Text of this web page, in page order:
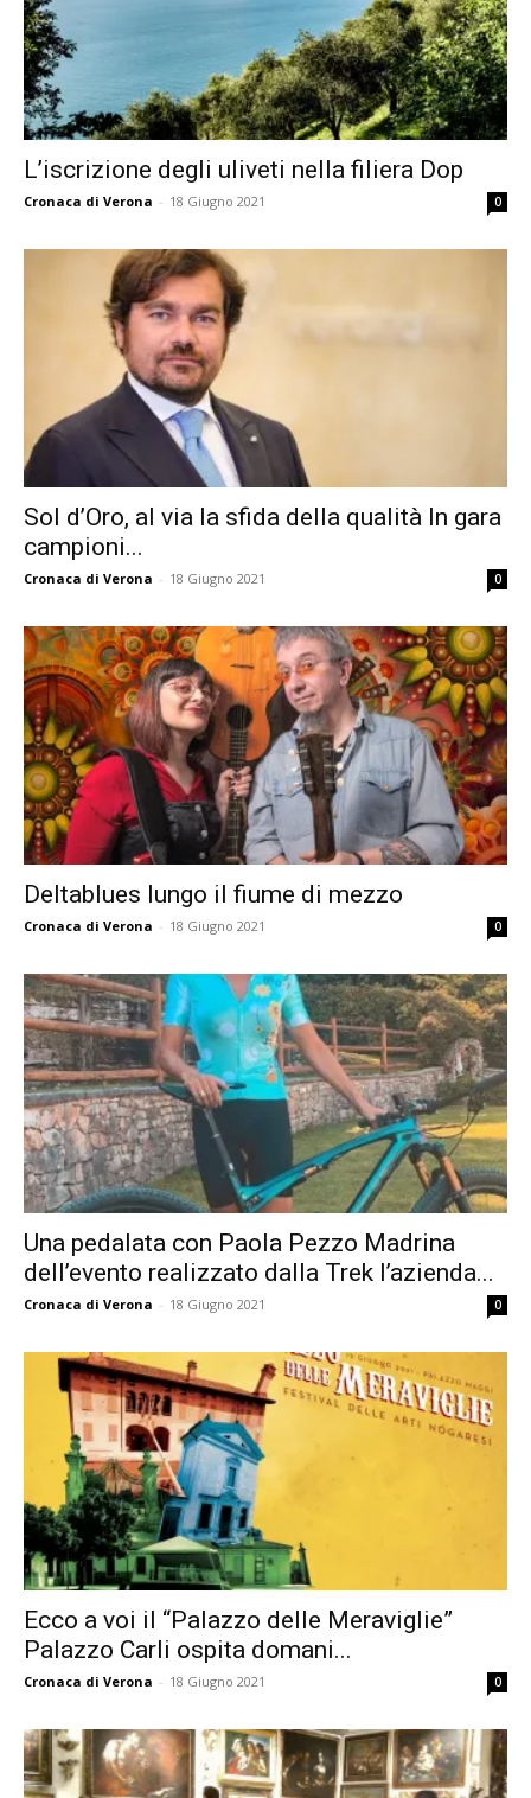
L’iscrizione degli uliveti nella filiera Dop
Cronaca di Verona - 18 Giugno 2021 0
Sol d’Oro, al via la sfida della qualità In gara
campioni...
Cronaca di Verona - 18 Giugno 2021 0
Deltablues lungo il fiume di mezzo
Cronaca di Verona - 18 Giugno 2021 0
Una pedalata con Paola Pezzo Madrina
dell’evento realizzato dalla Trek l’azienda...
Cronaca di Verona - 18 Giugno 2021 0
Ecco a voi il “Palazzo delle Meraviglie”
Palazzo Carli ospita domani...
Cronaca di Verona - 18 Giugno 2021 0